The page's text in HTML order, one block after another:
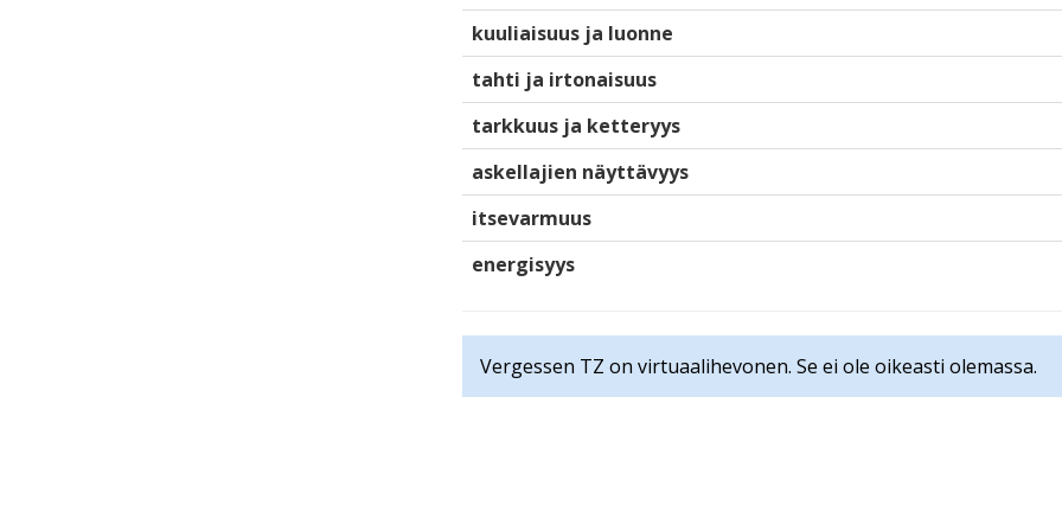
kuuliaisuus ja luonne
tahti ja irtonaisuus
tarkkuus ja ketteryys
askellajien näyttävyys
itsevarmuus
energisyys
Vergessen TZ on virtuaalihevonen. Se ei ole oikeasti olemassa.